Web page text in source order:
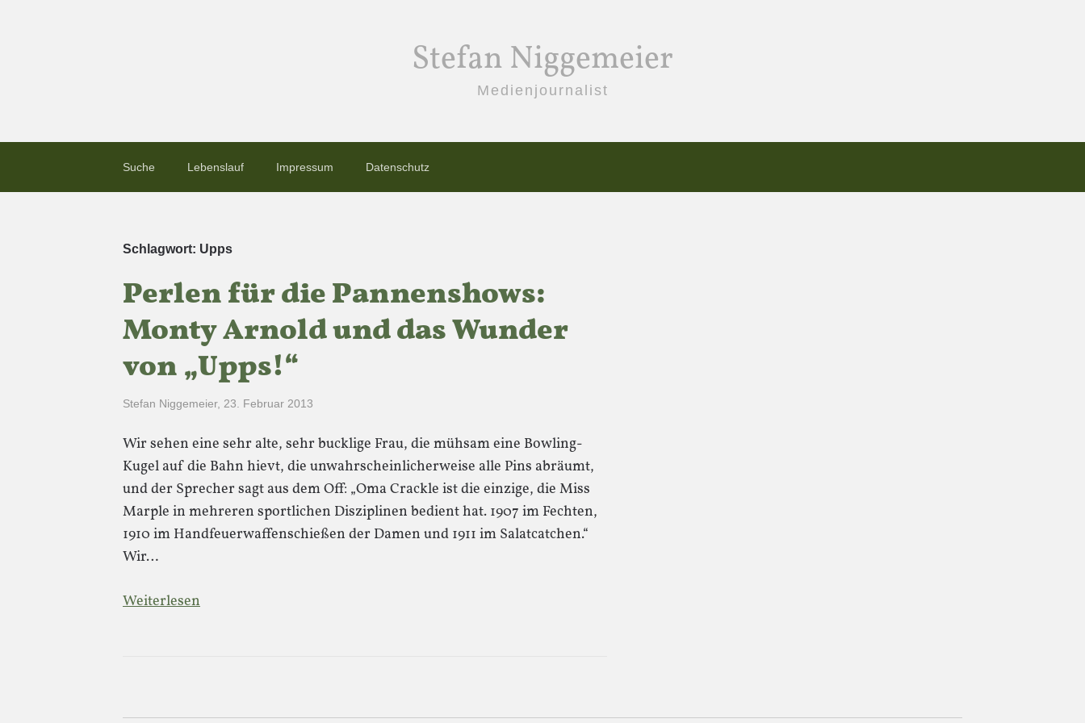
Stefan Niggemeier
Medienjournalist
Suche Lebenslauf Impressum Datenschutz
Schlagwort: Upps
Perlen für die Pannenshows:
Monty Arnold und das Wunder
von „Upps!“
Stefan Niggemeier, 23. Februar 2013
Wir sehen eine sehr alte, sehr bucklige Frau, die mühsam eine Bowling-
Kugel auf die Bahn hievt, die unwahrscheinlicherweise alle Pins abräumt,
und der Sprecher sagt aus dem Off: „Oma Crackle ist die einzige, die Miss
Marple in mehreren sportlichen Disziplinen bedient hat. 1907 im Fechten,
1910 im Handfeuerwaffenschießen der Damen und 1911 im Salatcatchen.“
Wir…
Weiterlesen